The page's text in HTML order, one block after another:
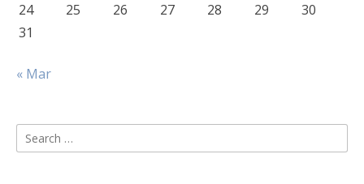
24
25 26 27 28 29
30
31
« Mar
Search
for: